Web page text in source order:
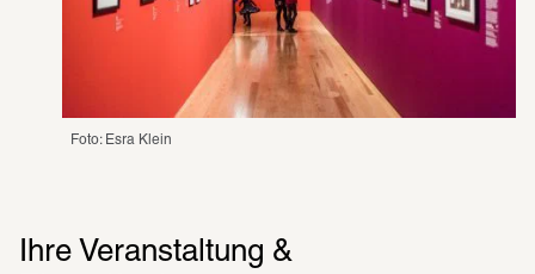
Foto: Esra Klein
Ihre Veranstaltung &